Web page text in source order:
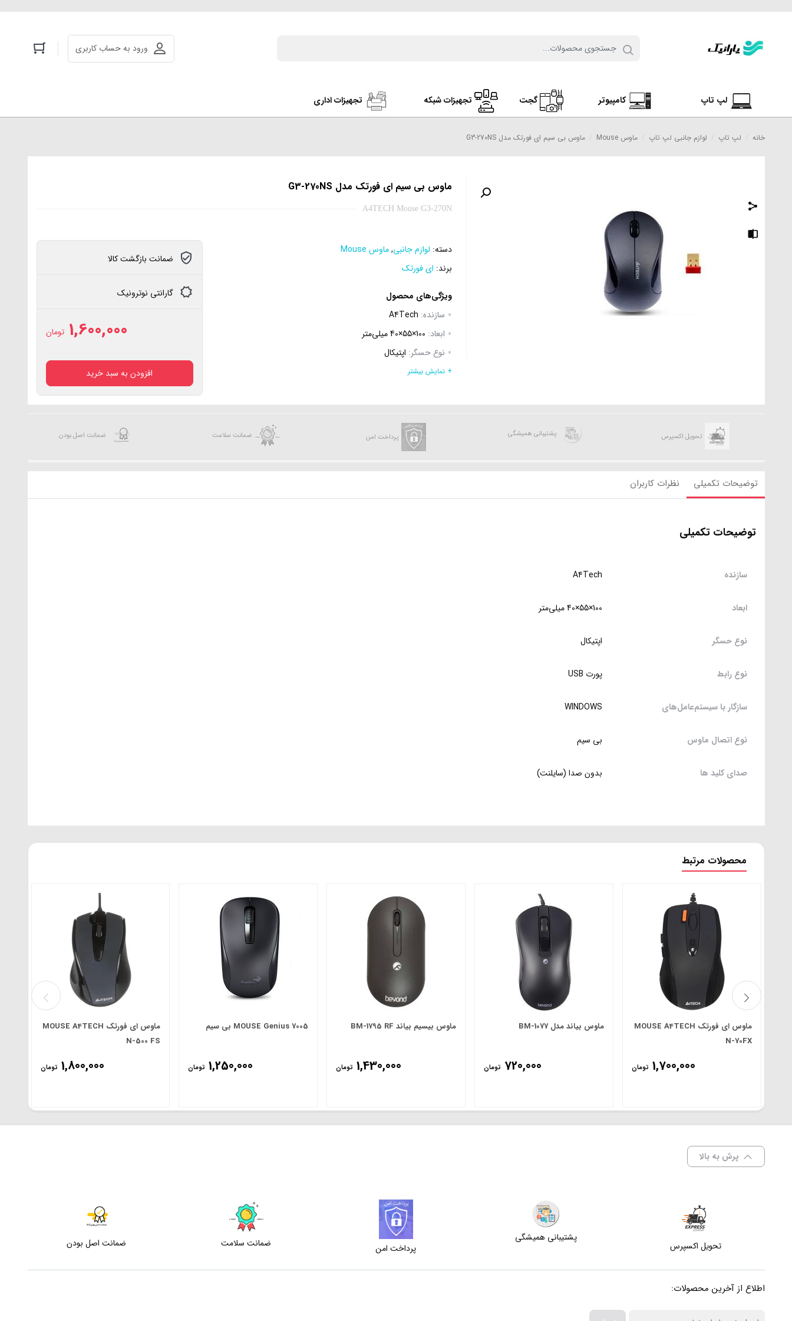
ورود به حساب کاربری
لپ تاپ کامپیوتر گجت تجهیزات شبکه تجهیزات اداری
خانه لپ تاپ لوازم جانبی لپ تاپ ماوس Mouse ماوس بی سیم ای فورتک مدل G3-270NS
ماوس بی سیم ای فورتک مدل G3-270NS
A4TECH Mouse G3-270N
دسته: لوازم جانبی,ماوس Mouse
برند: ای فورتک
ویژگی‌های محصول
سازنده: A4Tech
ابعاد: 100×55×40 میلی‌متر
نوع حسگر: اپتیکال
نوع رابط:پورت USB
صدای کلید ها:
+ نمایش بیشتر
ضمانت بازگشت کالا
گارانتی نوترونیک
1,600,000 تومان
افزودن به سبد خرید
تحویل اکسپرس پشتیبانی همیشگی پرداخت امن ضمانت سلامت ضمانت اصل بودن
توضیحات تکمیلی نظرات کاربران
توضیحات تکمیلی
سازنده A4Tech
ابعاد 100×55×40 میلی‌متر
نوع حسگر اپتیکال
نوع رابط پورت USB
سازگار با سیستم‌عامل‌های WINDOWS
نوع اتصال ماوس بی سیم
صدای کلید ها بدون صدا (سایلنت)
محصولات مرتبط
ماوس ای فورتک MOUSE A4TECH
N-70FX
1,700,000 تومان
ماوس بیاند مدل BM-1077
720,000 تومان
ماوس بیسیم بیاند BM-1795 RF
1,430,000 تومان
MOUSE Genius 7005 بی سیم
1,250,000 تومان
ماوس ای فورتک MOUSE A4TECH
N-500 FS
1,800,000 تومان
پرش به بالا
تحویل اکسپرس
پشتیبانی همیشگی
پرداخت امن
ضمانت سلامت ضمانت اصل بودن
اطلاع از آخرین محصولات: